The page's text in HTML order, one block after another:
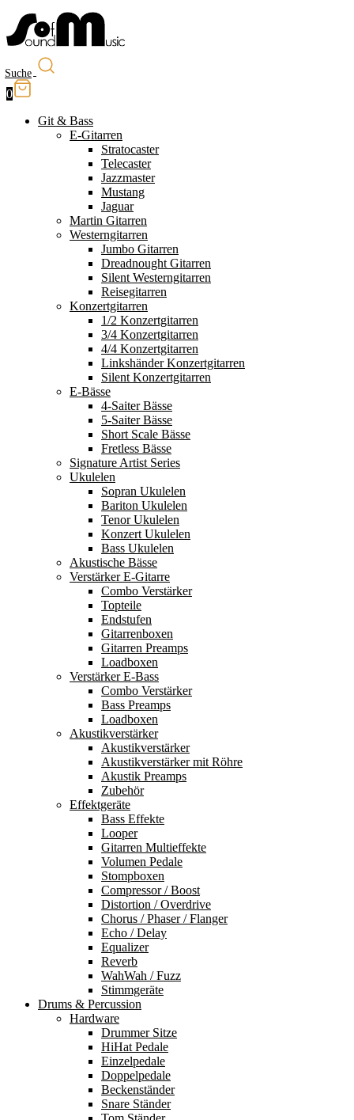
Suche
0
Git & Bass
E-Gitarren
Stratocaster
Telecaster
Jazzmaster
Mustang
Jaguar
Martin Gitarren
Westerngitarren
Jumbo Gitarren
Dreadnought Gitarren
Silent Westerngitarren
Reisegitarren
Konzertgitarren
1/2 Konzertgitarren
3/4 Konzertgitarren
4/4 Konzertgitarren
Linkshänder Konzertgitarren
Silent Konzertgitarren
E-Bässe
4-Saiter Bässe
5-Saiter Bässe
Short Scale Bässe
Fretless Bässe
Signature Artist Series
Ukulelen
Sopran Ukulelen
Bariton Ukulelen
Tenor Ukulelen
Konzert Ukulelen
Bass Ukulelen
Akustische Bässe
Verstärker E-Gitarre
Combo Verstärker
Topteile
Endstufen
Gitarrenboxen
Gitarren Preamps
Loadboxen
Verstärker E-Bass
Combo Verstärker
Bass Preamps
Loadboxen
Akustikverstärker
Akustikverstärker
Akustikverstärker mit Röhre
Akustik Preamps
Zubehör
Effektgeräte
Bass Effekte
Looper
Gitarren Multieffekte
Volumen Pedale
Stompboxen
Compressor / Boost
Distortion / Overdrive
Chorus / Phaser / Flanger
Echo / Delay
Equalizer
Reverb
WahWah / Fuzz
Stimmgeräte
Drums & Percussion
Hardware
Drummer Sitze
HiHat Pedale
Einzelpedale
Doppelpedale
Beckenständer
Snare Ständer